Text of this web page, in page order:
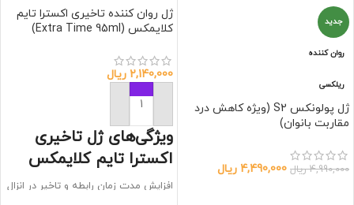
جدید
روان کننده
ریلکسی
ژل پولونکس S2 (ویژه کاهش درد
مقاربت بانوان)
4,990,000 ریال 4,490,000 ریال
ژل روان کننده تاخیری اکسترا تایم
کلایمکس (Extra Time 95ml)
2,140,000 ریال
افزودن به سبد خرید
ویژگی‌های ژل تاخیری
اکسترا تایم کلایمکس
افزایش مدت زمان رابطه و تاخیر در انزال